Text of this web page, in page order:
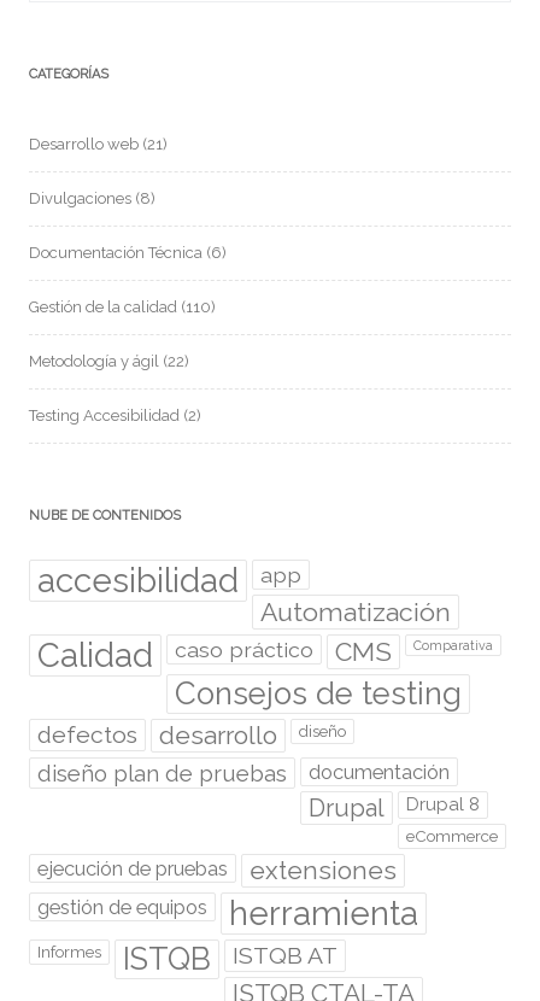
CATEGORÍAS
Desarrollo web (21)
Divulgaciones (8)
Documentación Técnica (6)
Gestión de la calidad (110)
Metodología y ágil (22)
Testing Accesibilidad (2)
NUBE DE CONTENIDOS
accesibilidad app
Automatización
Calidad caso práctico CMS Comparativa
Consejos de testing
defectos desarrollo diseño
diseño plan de pruebas documentación
Drupal Drupal 8
eCommerce
ejecución de pruebas extensiones
gestión de equipos herramienta
Informes ISTQB ISTQB AT
ISTQB CTAL-TA